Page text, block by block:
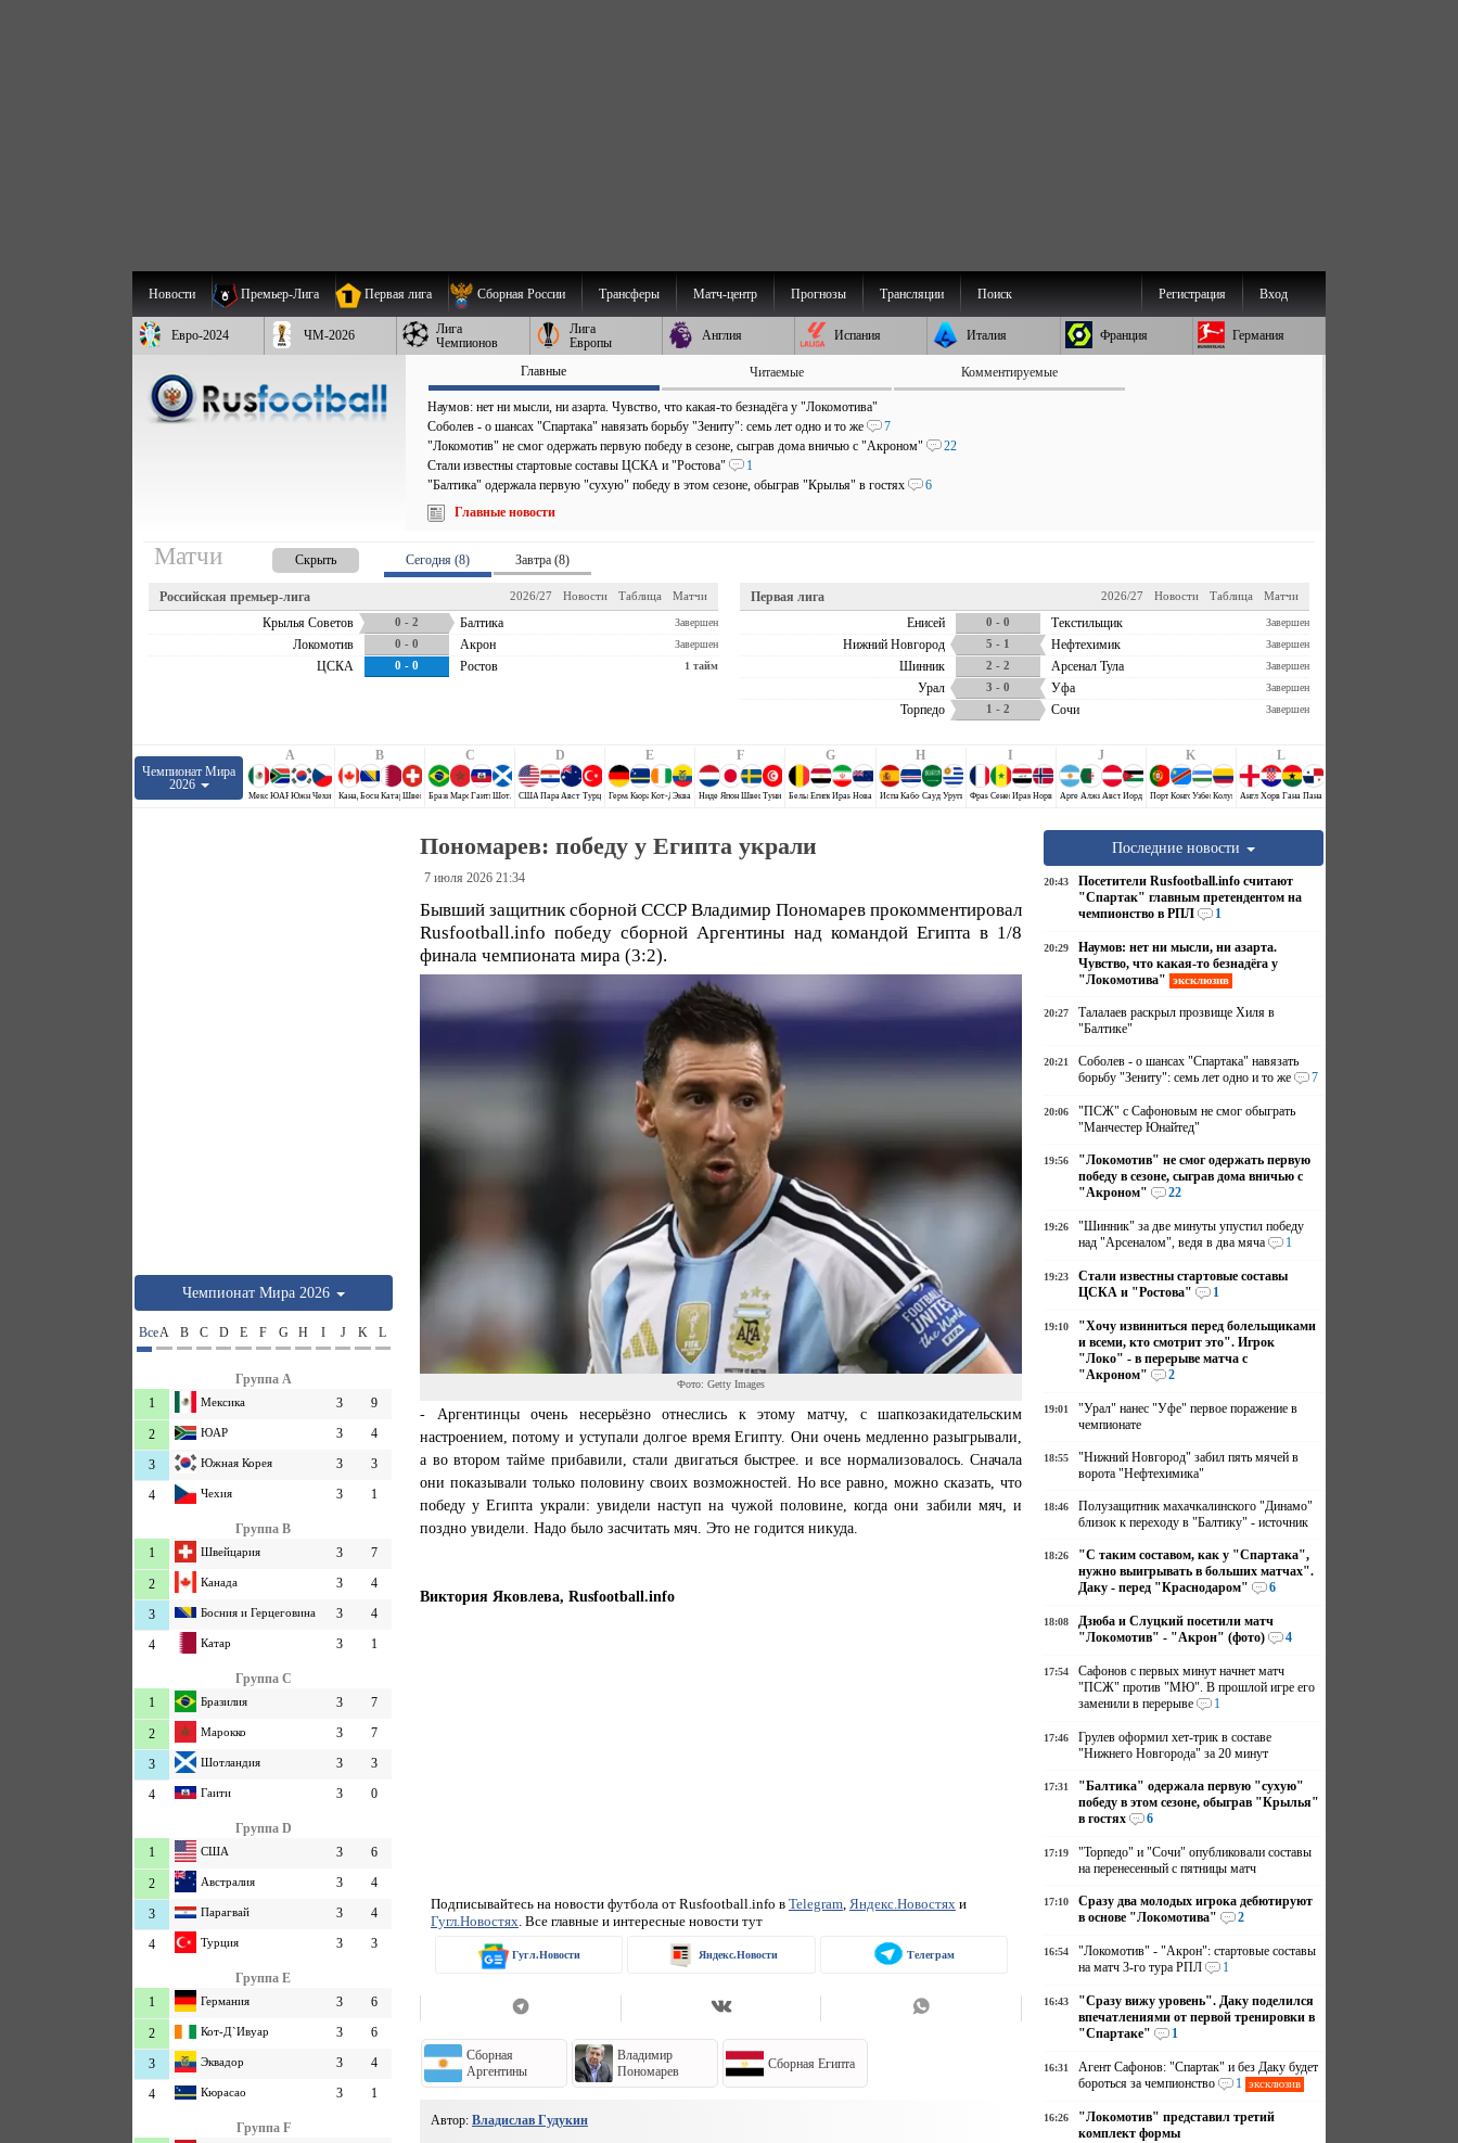
Новости Премьер-Лига Первая лига Сборная России Трансферы Матч-центр Прогнозы Трансляции Поиск Вход
Регистрация
Евро-2024 ЧМ-2026
Лига
Чемпионов
Лига
Европы
Англия Испания Италия Франция Германия
Главные Читаемые Комментируемые
Наумов: нет ни мысли, ни азарта. Чувство, что какая-то безнадёга у "Локомотива"
Соболев - о шансах "Спартака" навязать борьбу "Зениту": семь лет одно и то же
7
"Локомотив" не смог одержать первую победу в сезоне, сыграв дома вничью с "Акроном"
22
Стали известны стартовые составы ЦСКА и "Ростова"
1
"Балтика" одержала первую "сухую" победу в этом сезоне, обыграв "Крылья" в гостях
6
Главные новости
Матчи Скрыть Сегодня (8) Завтра (8)
Российская премьер-лига Матчи
Таблица
Новости
2026/27
Крылья Советов 0 - 2 Балтика Завершен
Локомотив 0 - 0 Акрон Завершен
ЦСКА 0 - 0 Ростов 1 тайм
Первая лига Матчи
Таблица
Новости
2026/27
Енисей 0 - 0 Текстильщик Завершен
Нижний Новгород 5 - 1 Нефтехимик Завершен
Шинник 2 - 2 Арсенал Тула Завершен
Урал 3 - 0 Уфа Завершен
Торпедо 1 - 2 Сочи Завершен
Чемпионат Мира
2026
A
Мексика
ЮАР Южная Корея
Чехия
B
КанадаБосния и Герцеговина
КатарШвейцария
C
БразилияМароккоГаитиШотландия
D
США ПарагвайАвстралия
Турция
E
ГерманияКюрасаоКот-Д`Ивуар
Эквадор
F
Нидерланды
ЯпонияШвецияТунис
G
БельгияЕгипетИран Новая Зеландия
H
ИспанияКабо-ВердеСаудовская Аравия
Уругвай
I
ФранцияСенегалИрак Норвегия
J
Аргентина
АлжирАвстрияИордания
K
Португалия
Конго ДРУзбекистанКолумбия
L
АнглияХорватия
Гана Панама
Чемпионат Мира 2026
ВсеA B C D E F G H I J K L
Группа A
1
Мексика 3 9
2 ЮАР 3 4
3 Южная Корея 3 3
4 Чехия 3 1
Группа B
1
Швейцария 3 7
2 Канада 3 4
3 Босния и Герцеговина 3 4
4 Катар 3 1
Группа C
1
Бразилия 3 7
2 Марокко 3 7
3 Шотландия 3 3
4 Гаити 3 0
Группа D
1
США 3 6
2 Австралия 3 4
3 Парагвай 3 4
4 Турция 3 3
Группа E
1
Германия 3 6
2 Кот-Д`Ивуар 3 6
3 Эквадор 3 4
4 Кюрасао 3 1
Группа F
Пономарев: победу у Египта украли
7 июля 2026 21:34
Бывший защитник сборной СССР Владимир Пономарев прокомментировал
Rusfootball.info победу сборной Аргентины над командой Египта в 1/8
финала чемпионата мира (3:2).
Фото: Getty Images
- Аргентинцы очень несерьёзно отнеслись к этому матчу, с шапкозакидательским
настроением, потому и уступали долгое время Египту. Они очень медленно разыгрывали,
а во втором тайме прибавили, стали двигаться быстрее. и все нормализовалось. Сначала
они показывали только половину своих возможностей. Но все равно, можно сказать, что
победу у Египта украли: увидели наступ на чужой половине, когда они забили мяч, и
поздно увидели. Надо было засчитать мяч. Это не годится никуда.
Виктория Яковлева, Rusfootball.info
Подписывайтесь на новости футбола от Rusfootball.info в Telegram, Яндекс.Новостяхи
Гугл.Новостях. Все главные и интересные новости тут
Гугл.Новости Яндекс.Новости Телеграм
Сборная
Аргентины
Владимир
Пономарев
Сборная Египта
Автор: Владислав Гудукин
Последние новости
20:43
Посетители Rusfootball.info считают
"Спартак" главным претендентом на
чемпионство в РПЛ
1
20:29
Наумов: нет ни мысли, ни азарта.
Чувство, что какая-то безнадёга у
"Локомотива"
эксклюзив
20:27
Талалаев раскрыл прозвище Хиля в
"Балтике"
20:21
Соболев - о шансах "Спартака" навязать
борьбу "Зениту": семь лет одно и то же
7
20:06
"ПСЖ" с Сафоновым не смог обыграть
"Манчестер Юнайтед"
19:56
"Локомотив" не смог одержать первую
победу в сезоне, сыграв дома вничью с
"Акроном"
22
19:26
"Шинник" за две минуты упустил победу
над "Арсеналом", ведя в два мяча
1
19:23
Стали известны стартовые составы
ЦСКА и "Ростова"
1
19:10
"Хочу извиниться перед болельщиками
и всеми, кто смотрит это". Игрок
"Локо" - в перерыве матча с
"Акроном"
2
19:01
"Урал" нанес "Уфе" первое поражение в
чемпионате
18:55
"Нижний Новгород" забил пять мячей в
ворота "Нефтехимика"
18:46
Полузащитник махачкалинского "Динамо"
близок к переходу в "Балтику" - источник
18:26
"С таким составом, как у "Спартака",
нужно выигрывать в больших матчах".
Даку - перед "Краснодаром"
6
18:08
Дзюба и Слуцкий посетили матч
"Локомотив" - "Акрон" (фото)
4
17:54
Сафонов с первых минут начнет матч
"ПСЖ" против "МЮ". В прошлой игре его
заменили в перерыве
1
17:46
Грулев оформил хет-трик в составе
"Нижнего Новгорода" за 20 минут
17:31
"Балтика" одержала первую "сухую"
победу в этом сезоне, обыграв "Крылья"
в гостях
6
17:19
"Торпедо" и "Сочи" опубликовали составы
на перенесенный с пятницы матч
17:10
Сразу два молодых игрока дебютируют
в основе "Локомотива"
2
16:54
"Локомотив" - "Акрон": стартовые составы
на матч 3-го тура РПЛ
1
16:43
"Сразу вижу уровень". Даку поделился
впечатлениями от первой тренировки в
"Спартаке"
1
16:31
Агент Сафонов: "Спартак" и без Даку будет
бороться за чемпионство
1 эксклюзив
16:26
"Локомотив" представил третий
комплект формы